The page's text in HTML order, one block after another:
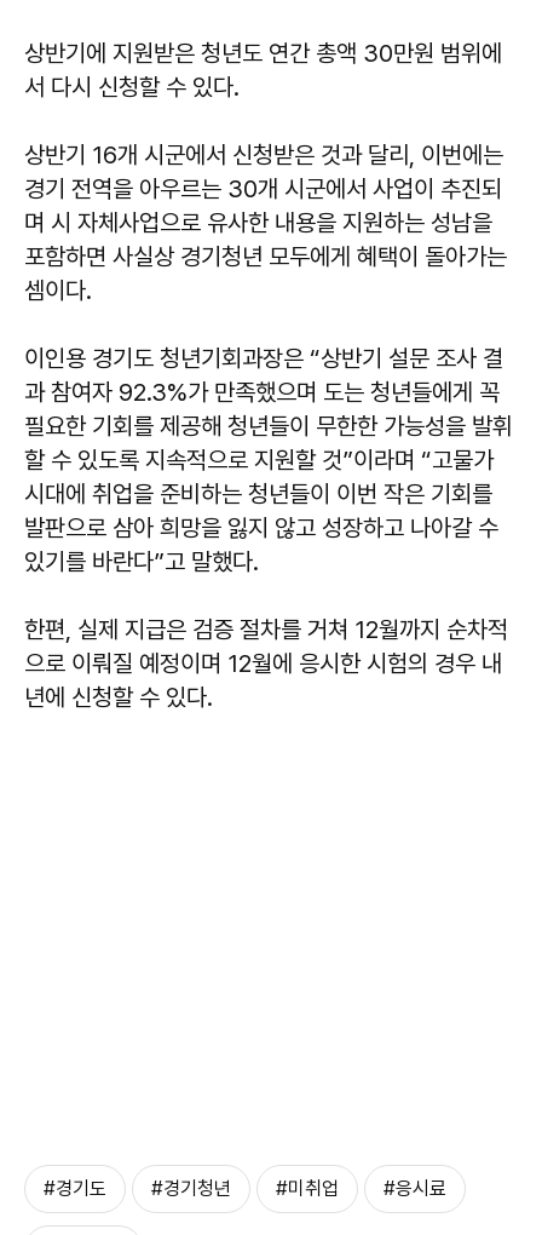
상반기에 지원받은 청년도 연간 총액 30만원 범위에
서 다시 신청할 수 있다.
상반기 16개 시군에서 신청받은 것과 달리, 이번에는
경기 전역을 아우르는 30개 시군에서 사업이 추진되
며 시 자체사업으로 유사한 내용을 지원하는 성남을
포함하면 사실상 경기청년 모두에게 혜택이 돌아가는
셈이다.
이인용 경기도 청년기회과장은 “상반기 설문 조사 결
과 참여자 92.3%가 만족했으며 도는 청년들에게 꼭
필요한 기회를 제공해 청년들이 무한한 가능성을 발휘
할 수 있도록 지속적으로 지원할 것”이라며 “고물가
시대에 취업을 준비하는 청년들이 이번 작은 기회를
발판으로 삼아 희망을 잃지 않고 성장하고 나아갈 수
있기를 바란다”고 말했다.
한편, 실제 지급은 검증 절차를 거쳐 12월까지 순차적
으로 이뤄질 예정이며 12월에 응시한 시험의 경우 내
년에 신청할 수 있다.
#경기도 #경기청년 #미취업 #응시료